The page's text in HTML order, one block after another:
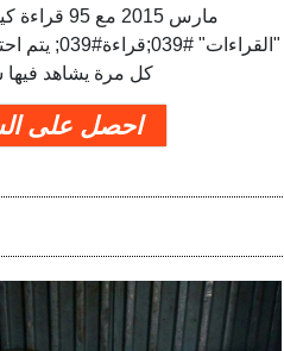
مارس 2015 مع
"القراءات"
كل مرة يشاهد
احصل على